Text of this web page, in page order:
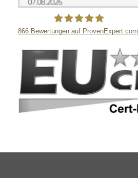
LB Detektive GmbH
866 Bewertungen auf ProvenExpert.com